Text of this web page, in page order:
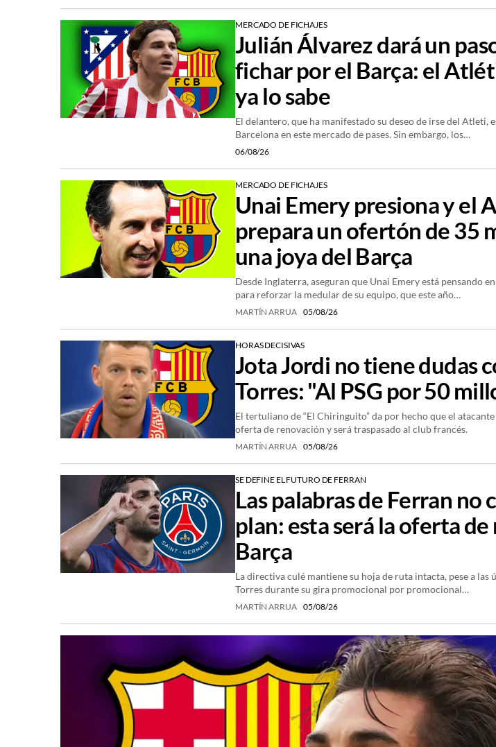
MERCADO DE FICHAJES
Julián Álvarez dará un
fichar por el Barça: el
ya lo sabe
El delantero, que ha manifestado su deseo de irse del Atleti,
Barcelona en este mercado de pases. Sin embargo, los…
06/08/26
MERCADO DE FICHAJES
Unai Emery presiona y el
prepara un ofertón de 35
una joya del Barça
Desde Inglaterra, aseguran que Unai Emery está pensando
para reforzar la medular de su equipo, que este año…
MARTÍN ARRUA 05/08/26
HORAS DECISIVAS
Jota Jordi no tiene dudas
Torres: "Al PSG por 50
El tertuliano de “El Chiringuito” da por hecho que el
oferta de renovación y será traspasado al club francés.
MARTÍN ARRUA 05/08/26
SE DEFINE EL FUTURO DE FERRAN
Las palabras de Ferran no
plan: esta será la oferta
Barça
La directiva culé mantiene su hoja de ruta intacta, pese a las
Torres durante su gira promocional por promocional…
MARTÍN ARRUA 05/08/26